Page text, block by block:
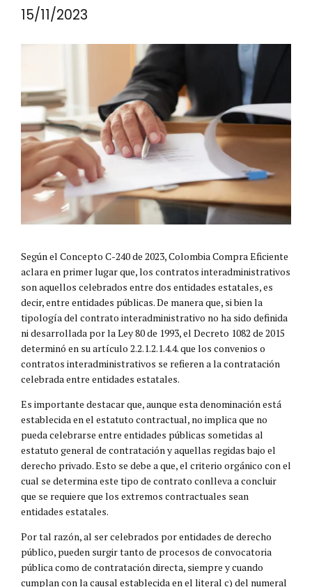
15/11/2023
Según el Concepto C-240 de 2023, Colombia Compra Eficiente
aclara en primer lugar que, los contratos interadministrativos
son aquellos celebrados entre dos entidades estatales, es
decir, entre entidades públicas. De manera que, si bien la
tipología del contrato interadministrativo no ha sido definida
ni desarrollada por la Ley 80 de 1993, el Decreto 1082 de 2015
determinó en su artículo 2.2.1.2.1.4.4. que los convenios o
contratos interadministrativos se refieren a la contratación
celebrada entre entidades estatales.
Es importante destacar que, aunque esta denominación está
establecida en el estatuto contractual, no implica que no
pueda celebrarse entre entidades públicas sometidas al
estatuto general de contratación y aquellas regidas bajo el
derecho privado. Esto se debe a que, el criterio orgánico con el
cual se determina este tipo de contrato conlleva a concluir
que se requiere que los extremos contractuales sean
entidades estatales.
Por tal razón, al ser celebrados por entidades de derecho
público, pueden surgir tanto de procesos de convocatoria
pública como de contratación directa, siempre y cuando
cumplan con la causal establecida en el literal c) del numeral